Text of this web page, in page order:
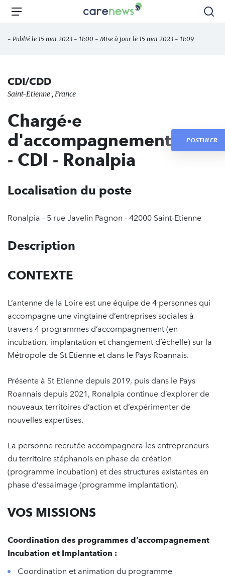
Aller
principal
Carenews,
des
Menu
- Publié le 15 mai 2023 - 11:00 - Mise à jour le 15 mai 2023 - 11:09
CDI/CDD
Saint-Etienne , France
Chargé·e
d'accompagnement
- CDI - Ronalpia
POSTULER
Localisation du poste
Ronalpia - 5 rue Javelin Pagnon - 42000 Saint-Etienne
Description
CONTEXTE
L’antenne de la Loire est une équipe de 4 personnes qui
accompagne une vingtaine d’entreprises sociales à
travers 4 programmes d’accompagnement (en
incubation, implantation et changement d’échelle) sur la
Métropole de St Etienne et dans le Pays Roannais.
Présente à St Etienne depuis 2019, puis dans le Pays
Roannais depuis 2021, Ronalpia continue d’explorer de
nouveaux territoires d’action et d’expérimenter de
nouvelles expertises.
La personne recrutée accompagnera les entrepreneurs
du territoire stéphanois en phase de création
(programme incubation) et des structures existantes en
phase d’essaimage (programme implantation).
VOS MISSIONS
Coordination des programmes d’accompagnement
Incubation et Implantation :
Coordination et animation du programme